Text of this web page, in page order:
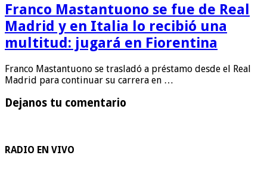
Franco Mastantuono se fue de Real
Madrid y en Italia lo recibió una
multitud: jugará en Fiorentina
Franco Mastantuono se trasladó a préstamo desde el Real
Madrid para continuar su carrera en …
Dejanos tu comentario
RADIO EN VIVO